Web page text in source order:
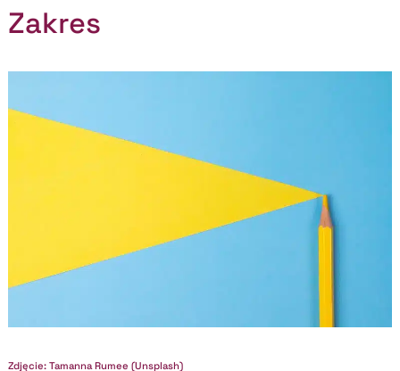
Zakres
Zdjęcie: Tamanna Rumee (Unsplash)